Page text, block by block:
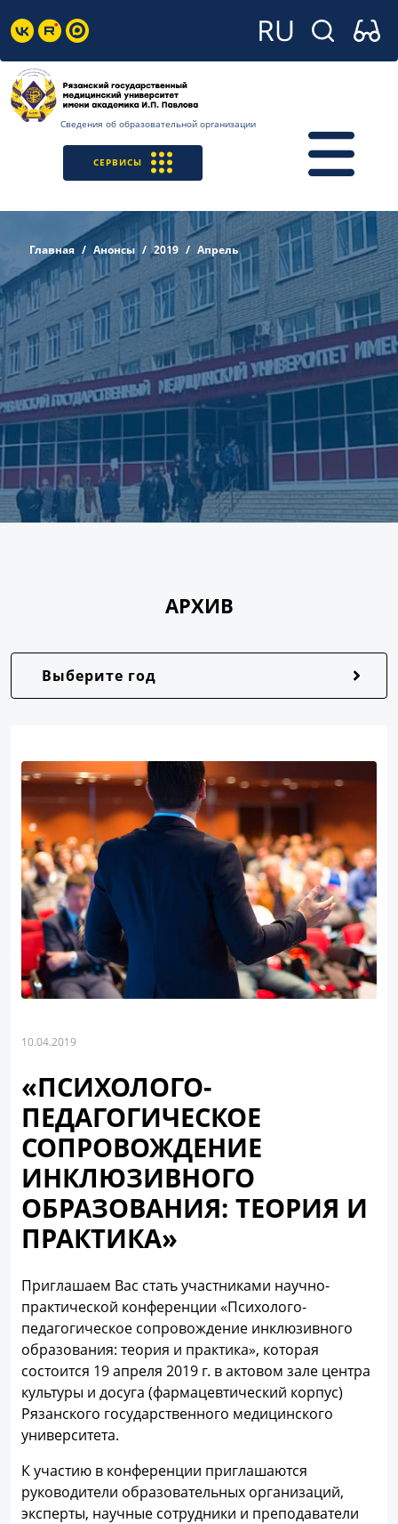
Сведения об образовательной организации
СЕРВИСЫ
Главная Анонсы 2019 Апрель
АРХИВ
Выберите год
10.04.2019
«ПСИХОЛОГО-
ПЕДАГОГИЧЕСКОЕ
СОПРОВОЖДЕНИЕ
ИНКЛЮЗИВНОГО
ОБРАЗОВАНИЯ: ТЕОРИЯ И
ПРАКТИКА»
Приглашаем Вас стать участниками научно-
практической конференции «Психолого-
педагогическое сопровождение инклюзивного
образования: теория и практика», которая
состоится 19 апреля 2019 г. в актовом зале центра
культуры и досуга (фармацевтический корпус)
Рязанского государственного медицинского
университета.
К участию в конференции приглашаются
руководители образовательных организаций,
эксперты, научные сотрудники и преподаватели